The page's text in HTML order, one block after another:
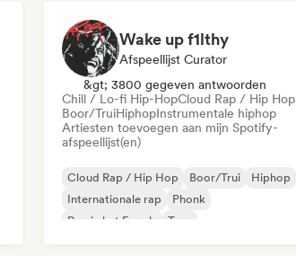
Wake up f1lthy
Afspeellijst Curator
&gt; 3800 gegeven antwoorden
Chill / Lo-fi Hip-HopCloud Rap / Hip Hop
Boor/TruiHiphopInstrumentale hiphop
Artiesten toevoegen aan mijn Spotify-
afspeellijst(en)
Cloud Rap / Hip Hop Boor/Trui
Hiphop
Internationale rap
Phonk
Rap in het Engels
Trap